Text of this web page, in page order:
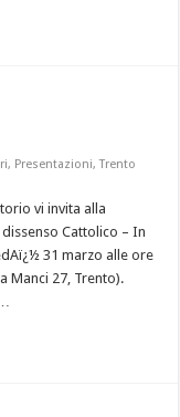
, Presentazioni,Trento
vi invita alla
Cattolico – In
31 marzo alle ore
Manci 27, Trento).